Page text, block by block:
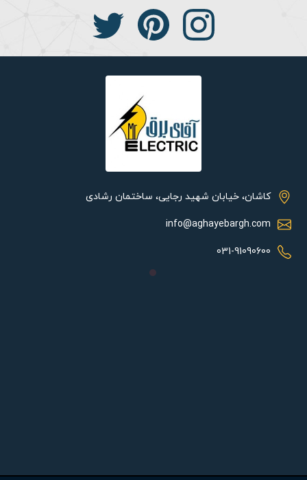
قابل استفاده در شرایط محیطی سرد، خشک و مرطوب
اطمینان حاصل نماییدکه نصب یا تعویض این محصول در گستره ولتاژ
از جداسازی اجزاء، تعمیر و یا تغییر در محصول خودداری نمایید.
این محصول را در مجاورت اشیاء قابل اشتعال همچون کاغذ یا پارچه قرار
در مکان‌های با احتمال ریزش آب و یا در دمای بسیار بالا استفاده نشود.
از تماس دست با محصول در زمان روشن بودن و یا اندک زمانی پس از
خاموشی به سبب حرارت بالا خودداری شود.
این محصول را در فضای کاملا بسته نصب ننمایید.
در زمان نصب در چراغ با وزن مشخص به این نکته توجه شود که این
محصول وزن بیشتری نسبت به لامپ جایگزین شده دارد.
برای نصب از سرپیچ مناسب و استاندارد استفاده نمایید.
بازده نوری و ضریب حفظ شارنوری بالا
کاشان، خیابان شهید رجایی، ساختمان رشادی
info@aghayebargh.com
031-91090600